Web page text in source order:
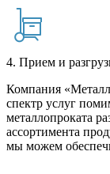
4. Прием и
Компания
спектр услуг
металлопроката
ассортимента
мы можем